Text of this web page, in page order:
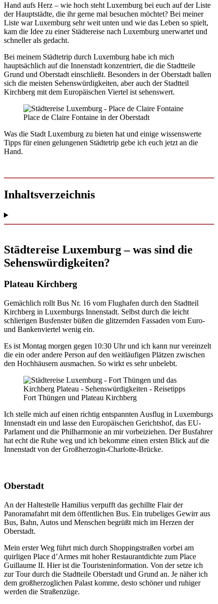
Hand aufs Herz – wie hoch steht Luxemburg bei euch auf der Liste
der Hauptstädte, die ihr gerne mal besuchen möchtet? Bei meiner
Liste war Luxemburg sehr weit unten und wie das Leben so spielt,
kam die Idee zu einer Städtereise nach Luxemburg unerwartet und
schneller als gedacht.
Bei meinem Städtetrip durch Luxemburg habe ich mich
hauptsächlich auf die Innenstadt konzentriert, die die Stadtteile
Grund und Oberstadt einschließt. Besonders in der Oberstadt ballen
sich die meisten Sehenswürdigkeiten, aber auch der Stadtteil
Kirchberg mit dem Europäischen Viertel ist sehenswert.
Place de Claire Fontaine in der Oberstadt
Was die Stadt Luxemburg zu bieten hat und einige wissenswerte
Tipps für einen gelungenen Städtetrip gebe ich euch jetzt an die
Hand.
Inhaltsverzeichnis
Städtereise Luxemburg – was sind die
Sehenswürdigkeiten?
Plateau Kirchberg
Gemächlich rollt Bus Nr. 16 vom Flughafen durch den Stadtteil
Kirchberg in Luxemburgs Innenstadt. Selbst durch die leicht
schlierigen Busfenster büßen die glitzernden Fassaden vom Euro-
und Bankenviertel wenig ein.
Es ist Montag morgen gegen 10:30 Uhr und ich kann nur vereinzelt
die ein oder andere Person auf den weitläufigen Plätzen zwischen
den Hochhäusern ausmachen. So wirkt es sehr unbelebt.
Fort Thüngen und Plateau Kirchberg
Ich stelle mich auf einen richtig entspannten Ausflug in Luxemburgs
Innenstadt ein und lasse den Europäischen Gerichtshof, das EU-
Parlament und die Philharmonie an mir vorbeiziehen. Der Busfahrer
hat echt die Ruhe weg und ich bekomme einen ersten Blick auf die
Innenstadt von der Großherzogin-Charlotte-Brücke.
Oberstadt
An der Haltestelle Hamilius verpufft das gechillte Flair der
Panoramafahrt mit dem öffentlichen Bus. Ein trubeliges Gewirr aus
Bus, Bahn, Autos und Menschen begrüßt mich im Herzen der
Oberstadt.
Mein erster Weg führt mich durch Shoppingstraßen vorbei am
quirligen Place d’Armes mit hoher Restaurantdichte zum Place
Guillaume II. Hier ist die Touristeninformation. Von der setze ich
zur Tour durch die Stadtteile Oberstadt und Grund an. Je näher ich
dem großherzoglichen Palast komme, desto schöner und ruhiger
werden die Straßenzüge.